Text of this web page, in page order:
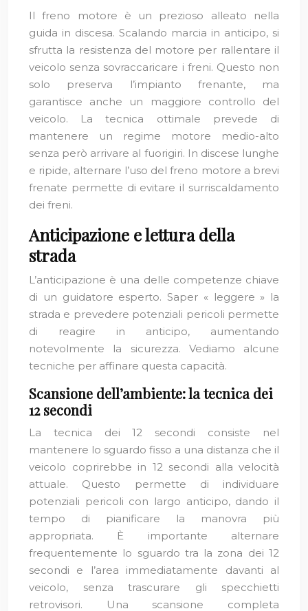
Il freno motore è un prezioso alleato nella
guida in discesa. Scalando marcia in anticipo, si
sfrutta la resistenza del motore per rallentare il
veicolo senza sovraccaricare i freni. Questo non
solo preserva l’impianto frenante, ma
garantisce anche un maggiore controllo del
veicolo. La tecnica ottimale prevede di
mantenere un regime motore medio-alto
senza però arrivare al fuorigiri. In discese lunghe
e ripide, alternare l’uso del freno motore a brevi
frenate permette di evitare il surriscaldamento
dei freni.
Anticipazione e lettura della
strada
L’anticipazione è una delle competenze chiave
di un guidatore esperto. Saper « leggere » la
strada e prevedere potenziali pericoli permette
di reagire in anticipo, aumentando
notevolmente la sicurezza. Vediamo alcune
tecniche per affinare questa capacità.
Scansione dell’ambiente: la tecnica dei
12 secondi
La tecnica dei 12 secondi consiste nel
mantenere lo sguardo fisso a una distanza che il
veicolo coprirebbe in 12 secondi alla velocità
attuale. Questo permette di individuare
potenziali pericoli con largo anticipo, dando il
tempo di pianificare la manovra più
appropriata. È importante alternare
frequentemente lo sguardo tra la zona dei 12
secondi e l’area immediatamente davanti al
veicolo, senza trascurare gli specchietti
retrovisori. Una scansione completa